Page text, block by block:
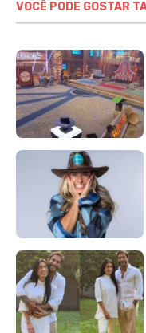
VOCÊ PODE GOSTAR